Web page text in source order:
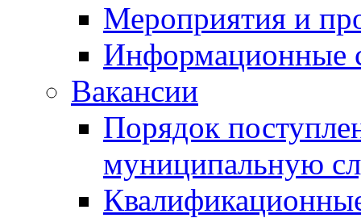
Мероприятия и
Информационные
Вакансии
Порядок
муниципальную